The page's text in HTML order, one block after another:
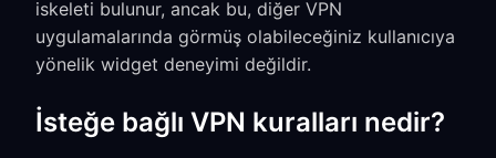
iskeleti bulunur, ancak bu, diğer VPN
uygulamalarında görmüş olabileceğiniz kullanıcıya
yönelik widget deneyimi değildir.
İsteğe bağlı VPN kuralları nedir?